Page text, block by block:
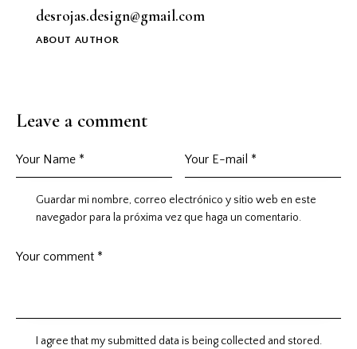
desrojas.design@gmail.com
ABOUT AUTHOR
Leave a comment
Guardar mi nombre, correo electrónico y sitio web en este
navegador para la próxima vez que haga un comentario.
I agree that my submitted data is being collected and stored.